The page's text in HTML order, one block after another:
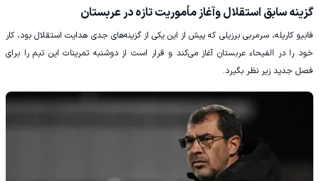
گزینه سابق استقلال وآغاز مأموریت تازه در عربستان
فابیو کاریله، سرمربی برزیلی که پیش از این یکی از گزینه‌های جدی هدایت استقلال بود، کار
خود را در الفیحاء عربستان آغاز می‌کند و قرار است از دوشنبه تمرینات این تیم را برای
فصل جدید زیر نظر بگیرد.